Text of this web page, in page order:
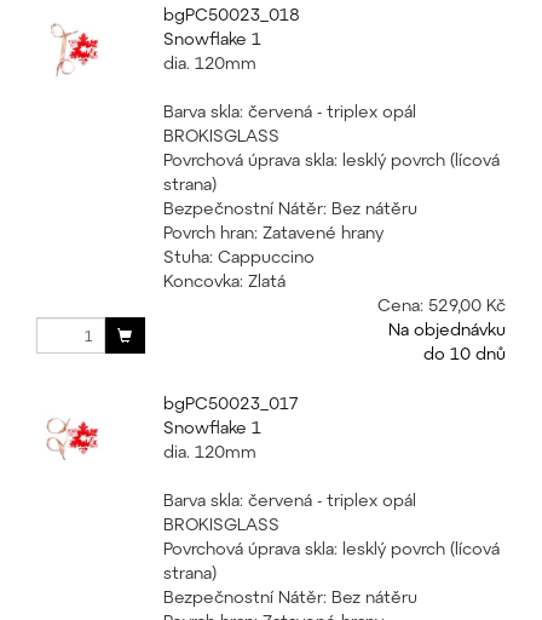
bgPC50023_018
Snowflake 1
dia. 120mm
Barva skla: červená - triplex opál
BROKISGLASS
Povrchová úprava skla: lesklý povrch (lícová
strana)
Bezpečnostní Nátěr: Bez nátěru
Povrch hran: Zatavené hrany
Stuha: Cappuccino
Koncovka: Zlatá
Cena: 529,00 Kč
Na objednávku
do 10 dnů
bgPC50023_017
Snowflake 1
dia. 120mm
Barva skla: červená - triplex opál
BROKISGLASS
Povrchová úprava skla: lesklý povrch (lícová
strana)
Bezpečnostní Nátěr: Bez nátěru